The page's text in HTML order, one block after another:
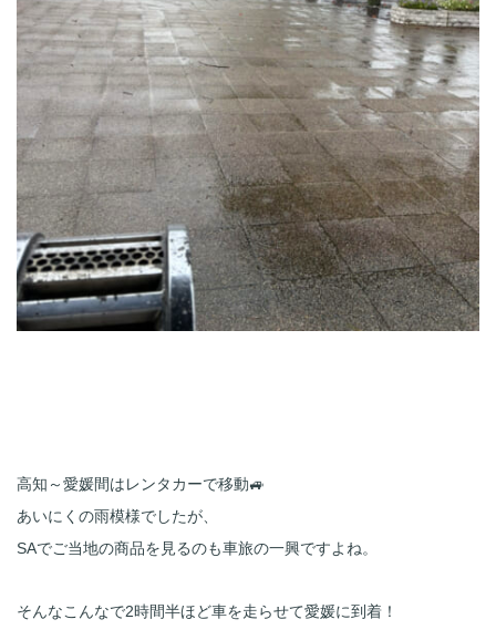
高知～愛媛間はレンタカーで移動🚙
あいにくの雨模様でしたが、
そんなこんなで2時間半ほど車を走らせて愛媛に到着！